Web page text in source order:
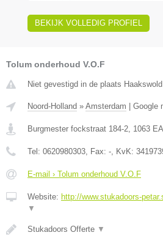
BEKIJK VOLLEDIG PROFIEL
Tolum onderhoud V.O.F
Niet gevestigd in de plaats
Noord-Holland » Amsterdam | Google
Burgmester fockstraat 184-2 1063 EA
Tel: 0620980303 , Fax: - , KvK:
E-mail › Tolum onderhoud V.O.F
Website: http://www.stukadoors-
▼
Stukadoors Offerte ▼